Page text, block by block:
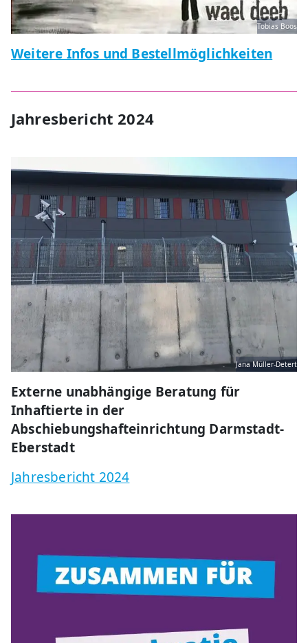
Tobias Boos
Weitere Infos und Bestellmöglichkeiten
Jahresbericht 2024
Jana Müller-Detert
Externe unabhängige Beratung für
Inhaftierte in der
Abschiebungshafteinrichtung Darmstadt-
Eberstadt
Jahresbericht 2024